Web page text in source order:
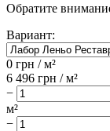
Обратите
Вариант:
0 грн / м²
6 496 грн / м²
−
м²
−